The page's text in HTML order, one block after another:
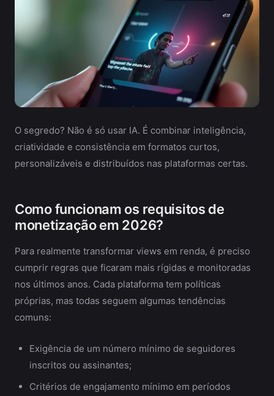
O segredo? Não é só usar IA. É combinar inteligência,
criatividade e consistência em formatos curtos,
personalizáveis e distribuídos nas plataformas certas.
Como funcionam os requisitos de
monetização em 2026?
Para realmente transformar views em renda, é preciso
cumprir regras que ficaram mais rígidas e monitoradas
nos últimos anos. Cada plataforma tem políticas
próprias, mas todas seguem algumas tendências
comuns:
Exigência de um número mínimo de seguidores
inscritos ou assinantes;
Critérios de engajamento mínimo em períodos